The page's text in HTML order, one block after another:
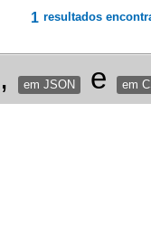
1 resultados
, em JSON e em